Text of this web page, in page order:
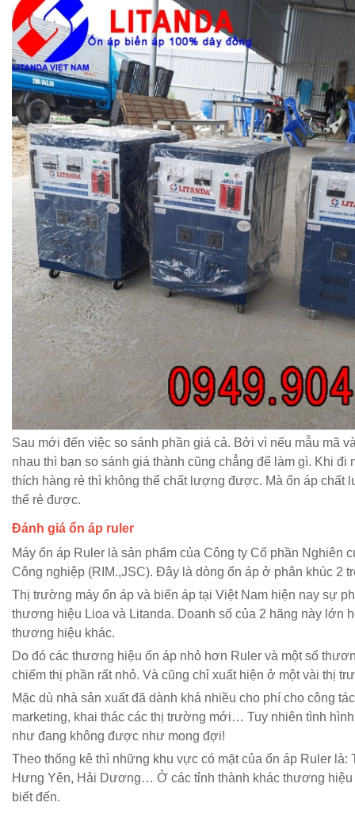
Sau mới đến việc so sánh phần giá cả. Bởi vì nếu mẫu mã
nhau thì bạn so sánh giá thành cũng chẳng để làm gì. Khi đi
thích hàng rẻ thì không thể chất lượng được. Mà ổn áp chất
thể rẻ được.
Đánh giá ổn áp ruler
Máy ổn áp Ruler là sản phẩm của Công ty Cổ phần Nghiên
Công nghiệp (RIM.,JSC). Đây là dòng ổn áp ở phân khúc 2
Thị trường máy ổn áp và biến áp tại Việt Nam hiện nay sự
thương hiệu Lioa và Litanda. Doanh số của 2 hãng này lớn
thương hiệu khác.
Do đó các thương hiệu ổn áp nhỏ hơn Ruler và một số
chiếm thị phần rất nhỏ. Và cũng chỉ xuất hiện ở một vài thị
Mặc dù nhà sản xuất đã dành khá nhiều cho phí cho công
marketing, khai thác các thị trường mới… Tuy nhiên tình
như đang không được như mong đợi!
Theo thống kê thì những khu vực có mặt của ổn áp Ruler là:
Hưng Yên, Hải Dương… Ở các tỉnh thành khác thương
biết đến.